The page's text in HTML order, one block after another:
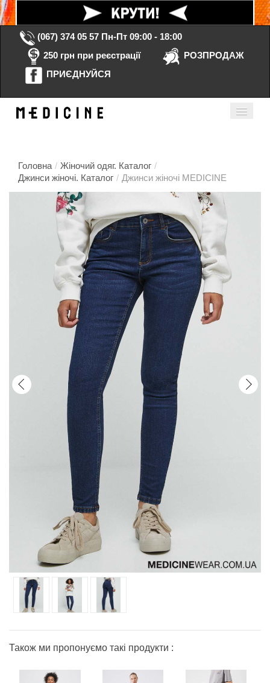
(067) 374 05 57 Пн-Пт 09:00 - 18:00
250 грн при реєстрації
РОЗПРОДАЖ
ПРИЄДНУЙСЯ
Головна
Головна / Жіночий одяг. Каталог /
Джинси жіночі. Каталог / Джинси жіночі MEDICINE
Також ми пропонуємо такі продукти :